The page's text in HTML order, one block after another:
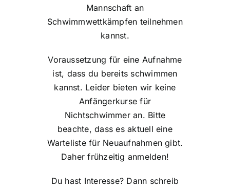
Mannschaft an
Schwimmwettkämpfen teilnehmen
kannst.
Voraussetzung für eine Aufnahme
ist, dass du bereits schwimmen
kannst. Leider bieten wir keine
Anfängerkurse für
Nichtschwimmer an. Bitte
beachte, dass es aktuell eine
Warteliste für Neuaufnahmen gibt.
Daher frühzeitig anmelden!
Du hast Interesse? Dann schreib